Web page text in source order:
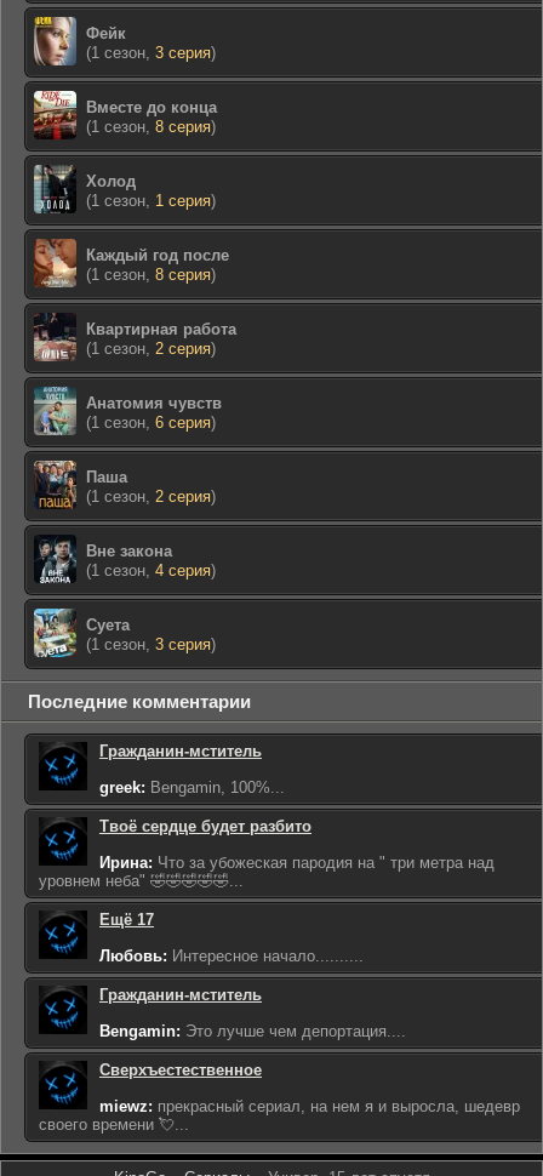
Фейк
(1 сезон, 3 серия)
Вместе до конца
(1 сезон, 8 серия)
Холод
(1 сезон, 1 серия)
Каждый год после
(1 сезон, 8 серия)
Квартирная работа
(1 сезон, 2 серия)
Анатомия чувств
(1 сезон, 6 серия)
Паша
(1 сезон, 2 серия)
Вне закона
(1 сезон, 4 серия)
Суета
(1 сезон, 3 серия)
Последние комментарии
Гражданин-мститель
greek: Bengamin, 100%...
Твоё сердце будет разбито
Ирина: Что за убожеская пародия на " три метра над
уровнем неба" 🤣🤣🤣🤣🤣...
Ещё 17
Любовь: Интересное начало..........
Гражданин-мститель
Bengamin: Это лучше чем депортация....
Сверхъестественное
miewz: прекрасный сериал, на нем я и выросла, шедевр
своего времени 💘...